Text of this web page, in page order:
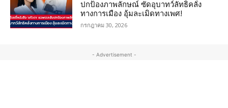
ปกป้องภาพลักษณ์ ซัดอุบาทว์ลัทธิคลั่ง
ทางการเมือง อุ้มละเมิดทางเพศ!
กรกฎาคม 30, 2026
- Advertisement -